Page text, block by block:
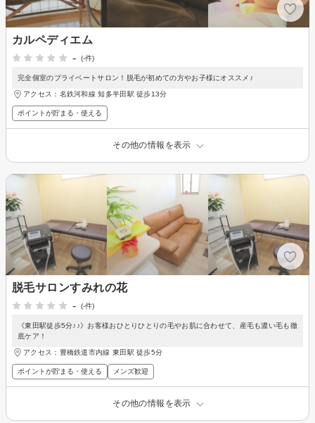
カルペディエム
-
(-件)
完全個室のプライベートサロン！脱毛が初めての方やお子様にオススメ♪
アクセス：名鉄河和線 知多半田駅 徒歩13分
ポイントが貯まる・使える
その他の情報を表示
脱毛サロンすみれの花
-
(-件)
《東田駅徒歩5分♪♪》お客様おひとりひとりの毛やお肌に合わせて、産毛も濃い毛も徹
底ケア！
アクセス：豊橋鉄道市内線 東田駅 徒歩5分
ポイントが貯まる・使える メンズ歓迎
その他の情報を表示